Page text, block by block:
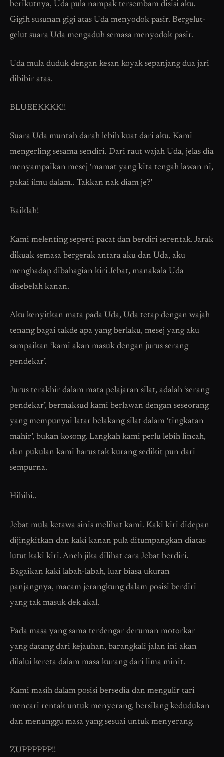
berikutnya, Uda pula nampak tersembam disisi aku.
Gigih susunan gigi atas Uda menyodok pasir. Bergelut-
gelut suara Uda mengaduh semasa menyodok pasir.
Uda mula duduk dengan kesan koyak sepanjang dua jari
dibibir atas.
BLUEEKKKK!!
Suara Uda muntah darah lebih kuat dari aku. Kami
mengerling sesama sendiri. Dari raut wajah Uda, jelas dia
menyampaikan mesej ‘mamat yang kita tengah lawan ni,
pakai ilmu dalam.. Takkan nak diam je?’
Baiklah!
Kami melenting seperti pacat dan berdiri serentak. Jarak
dikuak semasa bergerak antara aku dan Uda, aku
menghadap dibahagian kiri Jebat, manakala Uda
disebelah kanan.
Aku kenyitkan mata pada Uda, Uda tetap dengan wajah
tenang bagai takde apa yang berlaku, mesej yang aku
sampaikan ‘kami akan masuk dengan jurus serang
pendekar’.
Jurus terakhir dalam mata pelajaran silat, adalah ‘serang
pendekar’, bermaksud kami berlawan dengan seseorang
yang mempunyai latar belakang silat dalam ‘tingkatan
mahir’, bukan kosong. Langkah kami perlu lebih lincah,
dan pukulan kami harus tak kurang sedikit pun dari
sempurna.
Hihihi..
Jebat mula ketawa sinis melihat kami. Kaki kiri didepan
dijingkitkan dan kaki kanan pula ditumpangkan diatas
lutut kaki kiri. Aneh jika dilihat cara Jebat berdiri.
Bagaikan kaki labah-labah, luar biasa ukuran
panjangnya, macam jerangkung dalam posisi berdiri
yang tak masuk dek akal.
Pada masa yang sama terdengar deruman motorkar
yang datang dari kejauhan, barangkali jalan ini akan
dilalui kereta dalam masa kurang dari lima minit.
Kami masih dalam posisi bersedia dan mengulir tari
mencari rentak untuk menyerang, bersilang kedudukan
dan menunggu masa yang sesuai untuk menyerang.
ZUPPPPPP!!